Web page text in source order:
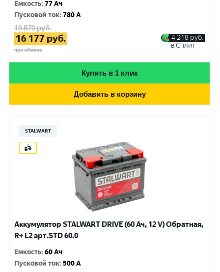
Емкость:77 Ач
Пусковой ток:780 A
16 870руб.
16 177 руб.
при обмене
4 218 руб.
в Сплит
Купить в 1 клик
Добавить в корзину
STALWART
Аккумулятор STALWART DRIVE (60 Ач, 12 V) Обратная,
R+ L2 арт.STD 60.0
Емкость:60 Ач
Пусковой ток:500 A